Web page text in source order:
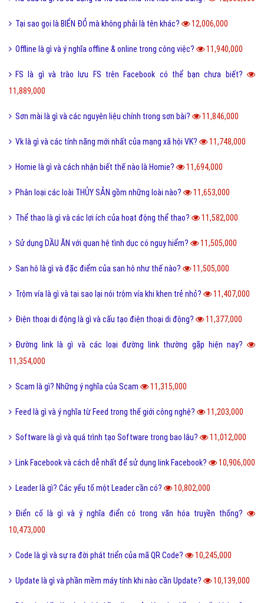
Tại sao gọi là BIỂN ĐỎ mà không phải là tên khác? 12,006,000
Offline là gì và ý nghĩa offline & online trong công việc? 11,940,000
FS là gì và trào lưu FS trên Facebook có thể bạn chưa biết?
11,889,000
Sơn mài là gì và các nguyên liệu chính trong sơn bài? 11,846,000
Vk là gì và các tính năng mới nhất của mạng xã hội VK? 11,748,000
Homie là gì và cách nhận biết thế nào là Homie? 11,694,000
Phân loại các loài THỦY SẢN gồm những loài nào? 11,653,000
Thể thao là gì và các lợi ích của hoạt động thể thao? 11,582,000
Sử dụng DẦU ĂN với quan hệ tình dục có nguy hiểm? 11,505,000
San hô là gì và đặc điểm của san hô như thế nào? 11,505,000
Trộm vía là gì và tại sao lại nói trộm vía khi khen trẻ nhỏ? 11,407,000
Điện thoại di động là gì và cấu tạo điện thoại di động? 11,377,000
Đường link là gì và các loại đường link thường gặp hiện nay?
11,354,000
Scam là gì? Những ý nghĩa của Scam 11,315,000
Feed là gì và ý nghĩa từ Feed trong thế giới công nghệ? 11,203,000
Software là gì và quá trình tạo Software trong bao lâu? 11,012,000
Link Facebook và cách dễ nhất để sử dụng link Facebook? 10,906,000
Leader là gì? Các yếu tố một Leader cần có? 10,802,000
Điển cố là gì và ý nghĩa điển có trong văn hóa truyền thống?
10,473,000
Code là gì và sự ra đời phát triển của mã QR Code? 10,245,000
Update là gì và phần mềm máy tính khi nào cần Update? 10,139,000